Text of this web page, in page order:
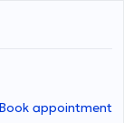
Book appointment